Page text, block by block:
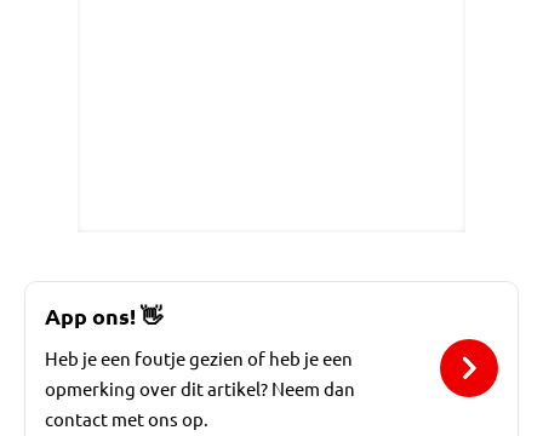
App ons!👋
Heb je een foutje gezien of heb je een
opmerking over dit artikel? Neem dan
contact met ons op.